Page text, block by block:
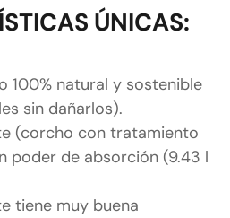
ÚNICAS:
100% natural y sostenible
sin dañarlos).
(corcho con tratamiento
poder de absorción (9.43 l
tiene muy buena